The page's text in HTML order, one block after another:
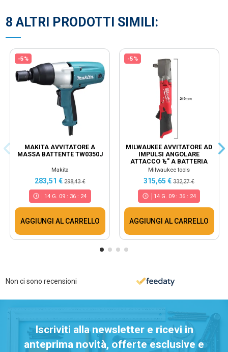
8 ALTRI PRODOTTI SIMILI:
-5%
MAKITA AVVITATORE A
MASSA BATTENTE TW0350J
Makita
283,51 € 298,43 €
14 G. 09 : 36 : 23
AGGIUNGI AL CARRELLO
-5%
MILWAUKEE AVVITATORE AD
IMPULSI ANGOLARE
ATTACCO ½″ A BATTERIA
M12 FUEL™ M12 FRAIWF12-0
Milwaukee tools
315,65 €332,27 €
14G. 09: 36: 23
AGGIUNGI AL CARRELLO
Non ci sono recensioni
Iscriviti alla newsletter e ricevi in
anteprima novità, offerte esclusive e